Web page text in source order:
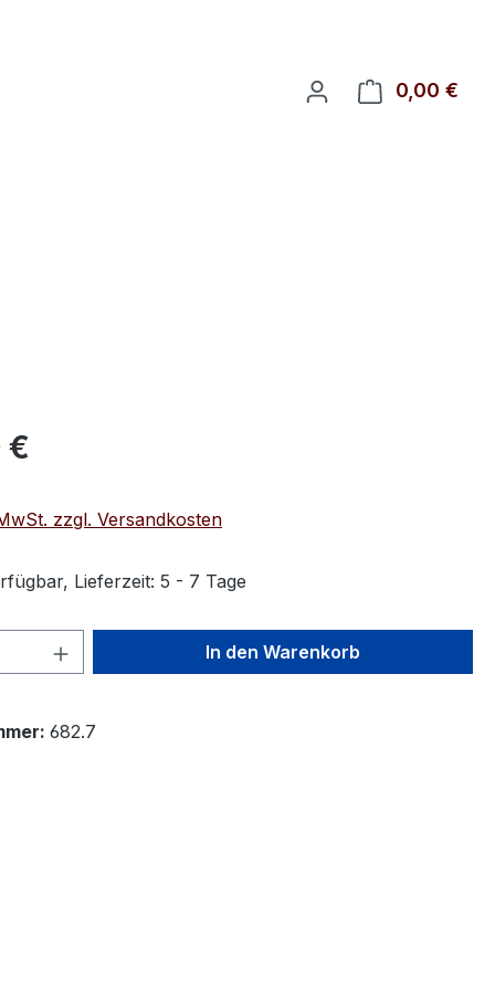
0,00 €
€
zzgl. Versandkosten
Lieferzeit: 5 - 7 Tage
Gib den gewünschten Wert
In den Warenkorb
682.7